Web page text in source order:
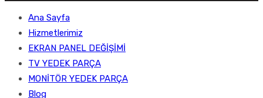
Ana Sayfa
Hizmetlerimiz
EKRAN PANEL DEĞİŞİMİ
TV YEDEK PARÇA
MONİTÖR YEDEK PARÇA
Blog